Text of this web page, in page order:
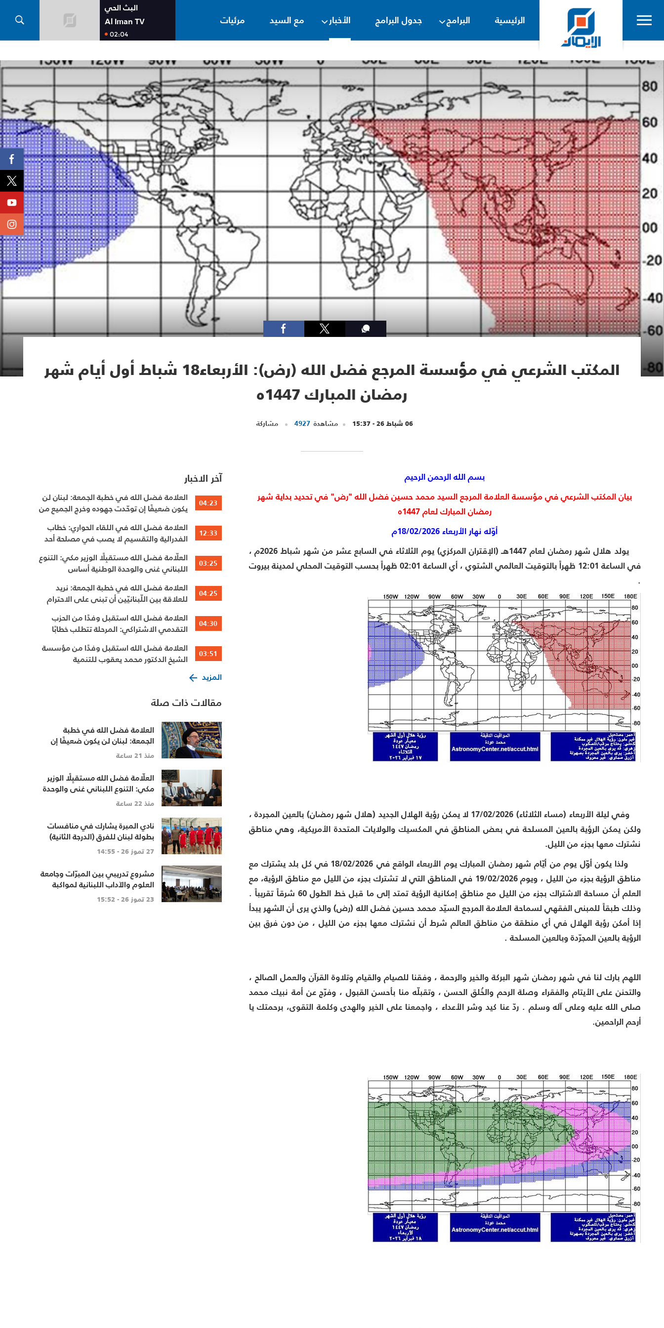
الرئيسية البرامج جدول البرامج الأخبار مع السيد مرئيات
البث الحي
Al Iman TV
02:04
المكتب الشرعي في مؤسسة المرجع فضل الله (رض): الأربعاء18 شباط أول أيام شهر
رمضان المبارك 1447ه
06 شباط 26 - 15:37 مشاهدة 4927 مشاركة
بسم الله الرحمن الرحيم
بيان المكتب الشرعي في مؤسسة العلامة المرجع السيد محمد حسين فضل الله "رض" في تحديد بداية شهر
رمضان المباركلعام 1447ه
أوّله نهار الأربعاء 18/02/2026م
يولد هلال شهر رمضان لعام 1447هـ (الإقتران المركزي) يوم
الثلاثاء في السابع عشر من شهر شباط 2026م ،
في الساعة 12:01 ظهراً بالتوقيت العالمي الشتوي ، أي الساعة 02:01 ظهراً بحسب التوقيت المحلي لمدينة بيروت
.
وفي
ليلة الأربعاء (مساء الثلاثاء) 17/02/2026 لا يمكن رؤية الهلال الجديد (هلال شهر رمضان) بالعين المجردة ،
ولكن يمكن الرؤية بالعين المسلحة في بعض المناطق في المكسيك والولايات المتحدة الأمريكية، وهي مناطق
نشترك معها بجزء من الليل.
ولذا يكون أوّل يوم من أيّام شهر رمضان المبارك يوم الأربعاء الواقع في 18/02/2026 في كل بلد يشترك مع
مناطق الرؤية بجزء من الليل ، ويوم 19/02/2026 في المناطق التي لا تشترك بجزء من الليل مع مناطق الرؤية،
مع
العلم أن مساحة الاشتراك بجزء من الليل مع مناطق إمكانية الرؤية تمتد إلى ما قبل خط الطول 60 شرقاً تقريباً
.
وذلك طبقاً للمبنى الفقهي لسماحة العلامة المرجع السيّد محمد حسين فضل الله (رض) والذي يرى أن الشهر يبدأ
إذا أمكن رؤية الهلال في أي منطقة من مناطق العالم شرط أن نشترك معها بجزء من الليل ، من دون فرق بين
الرؤية بالعين المجرّدة وبالعين المسلحة .
اللهم بارك لنا في شهر رمضان شهر البركة والخير والرحمة ، وفقنا للصيام والقيام وتلاوة القرآن والعمل الصالح ،
والتحنن على الأيتام والفقراء وصلة الرحم والخُلق الحسن ، وتقبلّه منا بأحسن القبول ، وفرّج عن أمة نبيك محمد
صلى الله عليه وعلى آله وسلم . ردّ عنا كيد وشر الأعداء ، واجمعنا على الخير والهدى وكلمة التقوى، برحمتك يا
أرحم الراحمين.
آخر الاخبار
04:23
العلامة فضل الله في خطبة الجمعة: لبنان لن
يكون ضعيفًا إن توحّدت جهوده وخرج الجميع من
12:33
العلامة فضل الله في اللقاء الحواري: خطاب
الفدرالية والتقسيم لا يصب في مصلحة أحد
03:25
العلّامة فضل الله مستقبِلًا الوزير مكي: التنوع
اللبناني غنى والوحدة الوطنية أساس
04:25
العلامة فضل الله في خطبة الجمعة: نريد
للعلاقة بين اللّبنانيّين أن تبنى على الاحترام
04:30
العلامة فضل الله استقبل وفدًا من الحزب
التقدمي الاشتراكي: المرحلة تتطلب خطابًا
03:51
العلامة فضل الله استقبل وفدًا من مؤسسة
الشيخ الدكتور محمد يعقوب للتنمية
المزيد
مقالات ذات صلة
العلامة فضل الله في خطبة
الجمعة: لبنان لن يكون ضعيفًا إن
توحّدت جهوده وخرج الجميع من
حساباتهم الخاصّة
منذ 21 ساعة
العلّامة فضل الله مستقبِلًا الوزير
مكي: التنوع اللبناني غنى والوحدة
الوطنية أساسمنذ 22 ساعة
نادي المبرة يشارك في منافسات
بطولة لبنان للفرق (الدرجة الثانية)
27 تموز 26 - 14:55
مشروع تدريبي بين المبرّات وجامعة
العلوم والآداب اللبنانية لمواكبة
تطبيق المنهاج اللبناني المطوّ
23 تموز 26 - 15:52